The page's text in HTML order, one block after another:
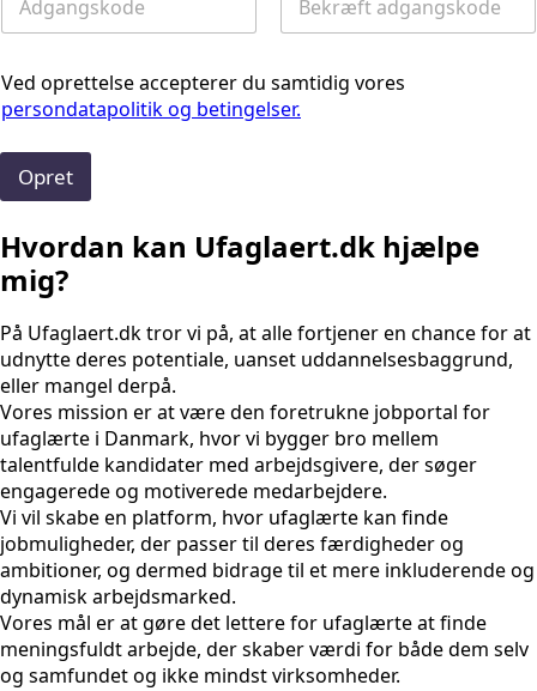
Ved oprettelse accepterer du samtidig vores
persondatapolitik og betingelser.
Opret
Hvordan kan Ufaglaert.dk hjælpe
mig?
På Ufaglaert.dk tror vi på, at alle fortjener en chance for at
udnytte deres potentiale, uanset uddannelsesbaggrund,
eller mangel derpå.
Vores mission er at være den foretrukne jobportal for
ufaglærte i Danmark, hvor vi bygger bro mellem
talentfulde kandidater med arbejdsgivere, der søger
engagerede og motiverede medarbejdere.
Vi vil skabe en platform, hvor ufaglærte kan finde
jobmuligheder, der passer til deres færdigheder og
ambitioner, og dermed bidrage til et mere inkluderende og
dynamisk arbejdsmarked.
Vores mål er at gøre det lettere for ufaglærte at finde
meningsfuldt arbejde, der skaber værdi for både dem selv
og samfundet og ikke mindst virksomheder.